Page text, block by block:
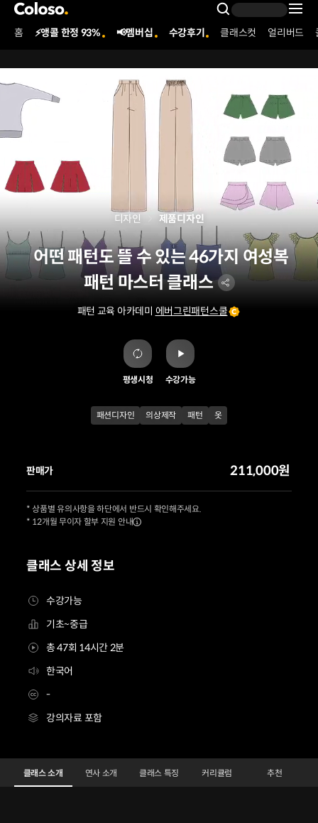
콜로소
Search
Coloso Menu
홈 ⚡앵콜 한정 93% 📢멤버십 수강후기 클래스컷 얼리버드
어떤 패턴도 뜰 수 있는 46가지 여성복
패턴 마스터 클래스
패턴 교육 아카데미 에버그린패턴스쿨
디자인 제품디자인
평생시청 수강가능
패션디자인 의상제작 패턴 옷
클래스 상세 정보
수강가능
기초~중급
총 47회 14시간 2분
한국어
-
강의자료 포함
판매가 211,000원
* 상품별 유의사항을 하단에서 반드시 확인해주세요.
* 12개월 무이자 할부 지원 안내
패턴 교육 아카데미 에버그린패턴스쿨Details
Configuration Information Shortcuts
클래스 소개 연사 소개 클래스 특징 커리큘럼 추천